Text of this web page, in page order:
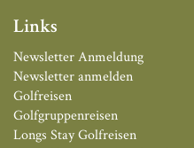
Links
Newsletter Anmeldung
Newsletter anmelden
Golfreisen
Golfgruppenreisen
Longs Stay Golfreisen